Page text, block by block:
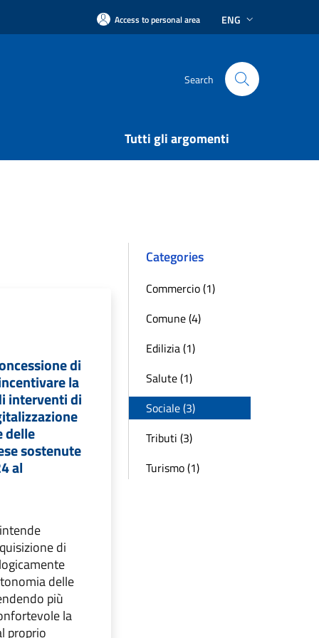
Access to personal area ENG
Search
Tutti gli argomenti
di
la
interventi di
delle
sostenute
al
di
delle
più
la
proprio
Categories
Commercio (1)
Comune (4)
Edilizia (1)
Salute (1)
Sociale (3)
Tributi (3)
Turismo (1)